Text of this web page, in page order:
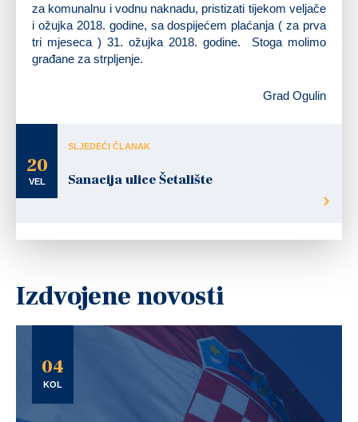
za komunalnu i vodnu naknadu, pristizati tijekom veljače
i ožujka 2018. godine, sa dospijećem plaćanja ( za prva
tri mjeseca ) 31. ožujka 2018. godine. Stoga molimo
građane za strpljenje.
Grad Ogulin
20
VEL
SLJEDEĆI ČLANAK
Sanacija ulice Šetalište
Izdvojene novosti
04
KOL